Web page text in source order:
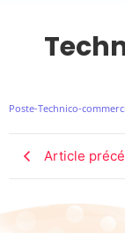
Poste-Technico-
Article